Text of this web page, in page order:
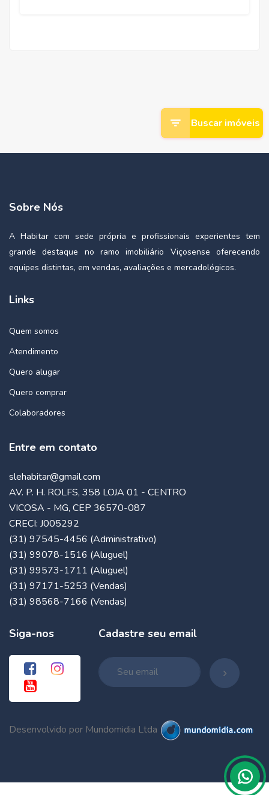
Buscar imóveis
Sobre Nós
A Habitar com sede própria e profissionais experientes tem
grande destaque no ramo imobiliário Viçosense oferecendo
equipes distintas, em vendas, avaliações e mercadológicos.
Links
Quem somos
Atendimento
Quero alugar
Quero comprar
Colaboradores
Entre em contato
slehabitar@gmail.com
AV. P. H. ROLFS, 358 LOJA 01 - CENTRO
VICOSA - MG, CEP 36570-087
CRECI: J005292
(31) 97545-4456 (Administrativo)
(31) 99078-1516 (Aluguel)
(31) 99573-1711 (Aluguel)
(31) 97171-5253 (Vendas)
(31) 98568-7166 (Vendas)
Siga-nos Cadastre seu email
Desenvolvido por Mundomidia Ltda